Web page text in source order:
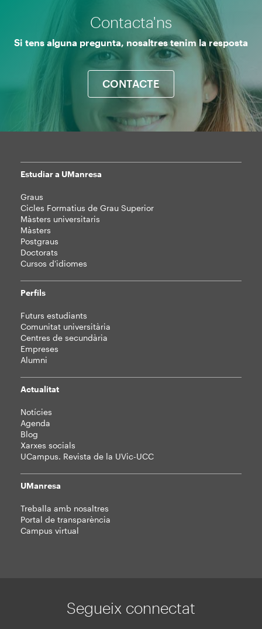
Contacta'ns
Si tens alguna pregunta, nosaltres tenim la resposta
CONTACTE
Mapa
web
Estudiar a UManresa
Graus
Cicles Formatius de Grau Superior
Màsters universitaris
Màsters
Postgraus
Doctorats
Cursos d'idiomes
Perfils
Futurs estudiants
Comunitat universitària
Centres de secundària
Empreses
Alumni
Actualitat
Notícies
Agenda
Blog
Xarxes socials
UCampus. Revista de la UVic-UCC
UManresa
Treballa amb nosaltres
Portal de transparència
Campus virtual
Segueix connectat